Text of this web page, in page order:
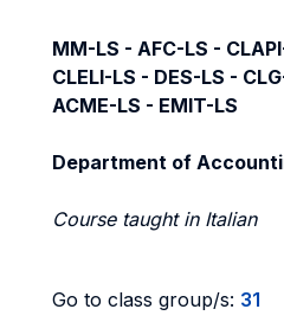
MM-LS - AFC-LS -
CLELI-LS - DES-LS -
ACME-LS - EMIT-LS
Department of
Course taught in Italian
Go to class group/s: 31